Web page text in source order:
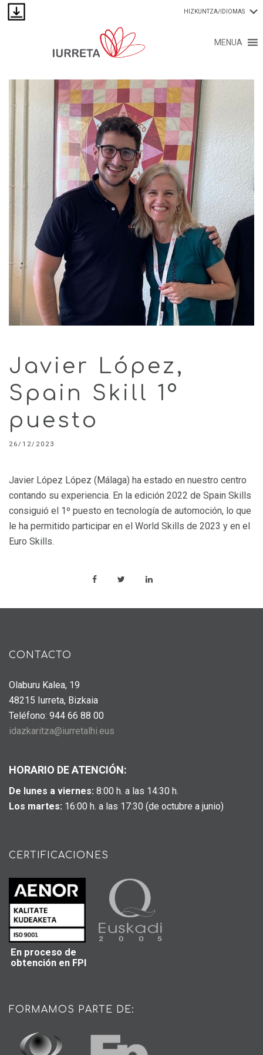
HIZKUNTZA/IDIOMAS
MENUA
Javier López,
Spain Skill 1º
puesto
26/12/2023
Javier López López (Málaga) ha estado en nuestro centro
contando su experiencia. En la edición 2022 de Spain Skills
consiguió el 1º puesto en tecnología de automoción, lo que
le ha permitido participar en el World Skills de 2023 y en el
Euro Skills.
CONTACTO
Olaburu Kalea, 19
48215 Iurreta, Bizkaia
Teléfono: 944 66 88 00
idazkaritza@iurretalhi.eus
HORARIO DE ATENCIÓN:
De lunes a viernes: 8:00 h. a las 14:30 h.
Los martes: 16:00 h. a las 17:30 (de octubre a junio)
CERTIFICACIONES
En proceso de
obtención en FPI
FORMAMOS PARTE DE: